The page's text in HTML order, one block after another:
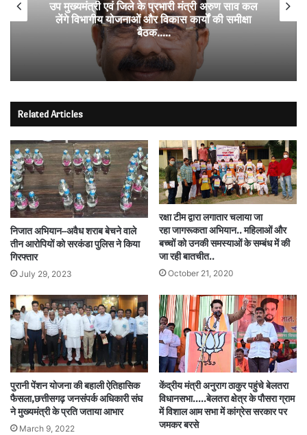
उप मुख्यमंत्री एवं जिले के प्रभारी मंत्री अरुण साव कल
लेंगे विभागीय योजनाओं और विकास कार्यों की समीक्षा
बैठक…..
Related Articles
निजात अभियान–अवैध शराब बेचने वाले
तीन आरोपियों को सरकंडा पुलिस ने किया
गिरफ्तार
July 29, 2023
रक्षा टीम द्वारा लगातार चलाया जा
रहा जागरूकता अभियान.. महिलाओं और
बच्चों को उनकी समस्याओं के सम्बंध में की
जा रही बातचीत..
October 21, 2020
पुरानी पेंशन योजना की बहाली ऐतिहासिक
फैसला,छत्तीसगढ़ जनसंपर्क अधिकारी संघ
ने मुख्यमंत्री के प्रति जताया आभार
March 9, 2022
केंद्रीय मंत्री अनुराग ठाकुर पहुंचे बेलतरा
विधानसभा…..बेलतरा क्षेत्र के पौसरा ग्राम
में विशाल आम सभा में कांग्रेस सरकार पर
जमकर बरसे